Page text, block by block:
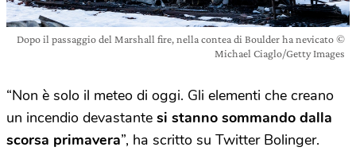
Dopo il passaggio del Marshall fire, nella contea di Boulder ha nevicato ©
Michael Ciaglo/Getty Images
“Non è solo il meteo di oggi. Gli elementi che creano
un incendio devastante si stanno sommando dalla
scorsa primavera”, ha scritto su Twitter Bolinger.